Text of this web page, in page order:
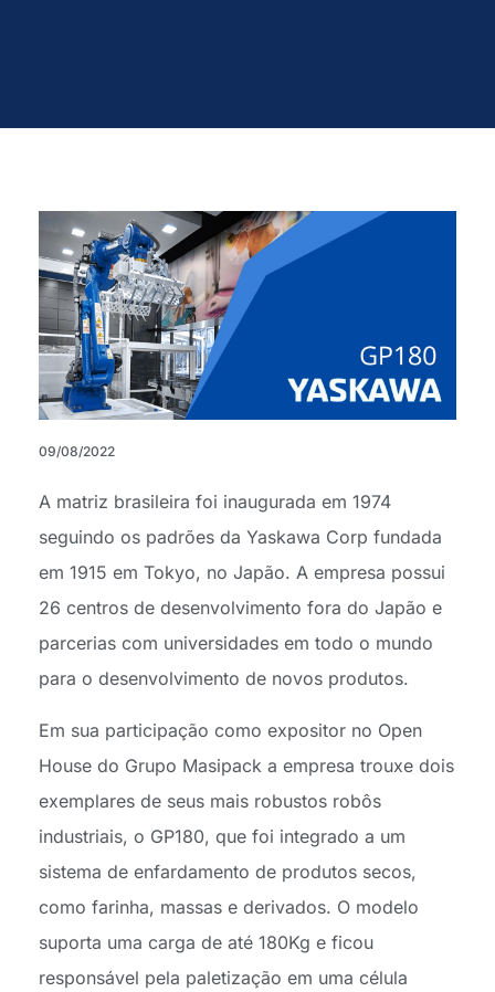
09/08/2022
A matriz brasileira foi inaugurada em 1974
seguindo os padrões da Yaskawa Corp fundada
em 1915 em Tokyo, no Japão. A empresa possui
26 centros de desenvolvimento fora do Japão e
parcerias com universidades em todo o mundo
para o desenvolvimento de novos produtos.
Em sua participação como expositor no Open
House do Grupo Masipack a empresa trouxe dois
exemplares de seus mais robustos robôs
industriais, o GP180, que foi integrado a um
sistema de enfardamento de produtos secos,
como farinha, massas e derivados. O modelo
suporta uma carga de até 180Kg e ficou
responsável pela paletização em uma célula